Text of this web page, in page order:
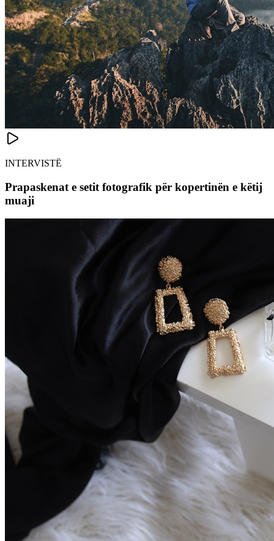
INTERVISTË
Prapaskenat e setit fotografik për kopertinën e këtij
muaji